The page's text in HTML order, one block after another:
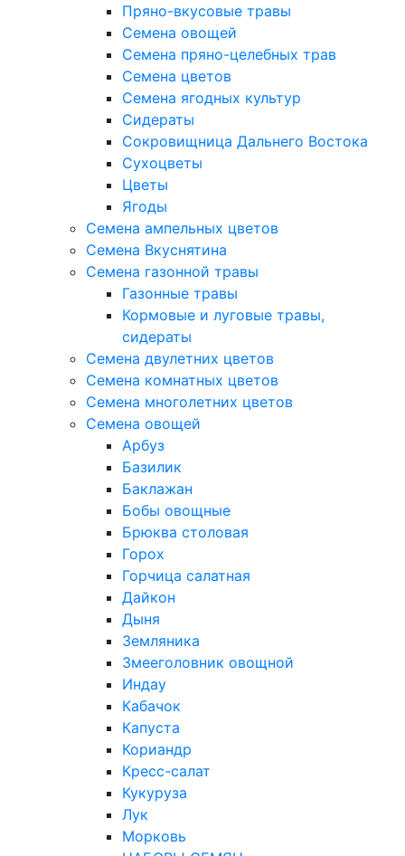
Пряно-вкусовые травы
Семена овощей
Семена пряно-целебных трав
Семена цветов
Семена ягодных культур
Сидераты
Сокровищница Дальнего Востока
Сухоцветы
Цветы
Ягоды
Семена ампельных цветов
Семена Вкуснятина
Семена газонной травы
Газонные травы
Кормовые и луговые травы,
сидераты
Семена двулетних цветов
Семена комнатных цветов
Семена многолетних цветов
Семена овощей
Арбуз
Базилик
Баклажан
Бобы овощные
Брюква столовая
Горох
Горчица салатная
Дайкон
Дыня
Земляника
Змееголовник овощной
Индау
Кабачок
Капуста
Кориандр
Кресс-салат
Кукуруза
Лук
Морковь